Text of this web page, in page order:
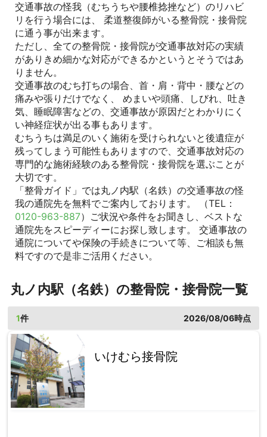
交通事故の怪我（むちうちや腰椎捻挫など）のリハビ
リを行う場合には、 柔道整復師がいる整骨院・接骨院
に通う事が出来ます。
ただし、全ての整骨院・接骨院が交通事故対応の実績
がありきめ細かな対応ができるかというとそうではあ
りません。
交通事故のむち打ちの場合、首・肩・背中・腰などの
痛みや張りだけでなく、 めまいや頭痛、しびれ、吐き
気、睡眠障害などの、交通事故が原因だとわかりにく
い神経症状が出る事もあります。
むちうちは満足のいく施術を受けられないと後遺症が
残ってしまう可能性もありますので、交通事故対応の
専門的な施術経験のある整骨院・接骨院を選ぶことが
大切です。
「整骨ガイド」では丸ノ内駅（名鉄）の交通事故の怪
我の通院先を無料でご案内しております。 （TEL：
0120-963-887）ご状況や条件をお聞きし、ベストな
通院先をスピーディーにお探し致します。 交通事故の
通院についてや保険の手続きについて等、ご相談も無
料ですので是非ご活用ください。
丸ノ内駅（名鉄）の整骨院・接骨院一覧
1件 2026/08/06時点
いけむら接骨院